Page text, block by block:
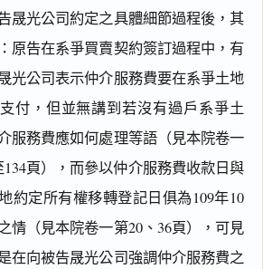
晟光公司約定之具體細節過程後，其
原告在系爭買賣契約簽訂過程中，有
光公司表示仲介服務費要在系爭土地
付，但並無講到若沒有過戶系爭土
服務費應如何處理等語（見本院卷一
134頁），而參以仲介服務費收款日與
約定所有權移轉登記日俱為109年10
情（見本院卷一第20、36頁），可見
在向被告晟光公司強調仲介服務費之